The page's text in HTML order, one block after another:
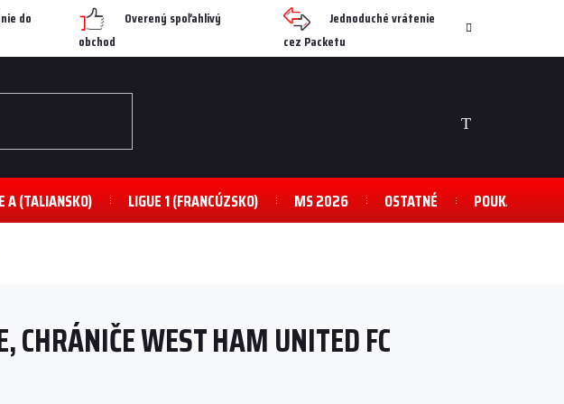
do
Overený spoľahlivý
obchod
Jednoduché vrátenie
cez Packetu
NÁKUPNÝ
A (TALIANSKO) LIGUE 1 (FRANCÚZSKO) MS 2026 OSTATNÉ POUKAZY
CHRÁNIČE WEST HAM UNITED FC